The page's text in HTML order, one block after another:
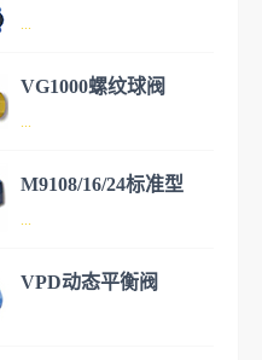
...
调。
VG1000螺纹球阀
...
可安装各种执行器满足不同的
M9108/16/24标准型
...
VPD动态平衡阀